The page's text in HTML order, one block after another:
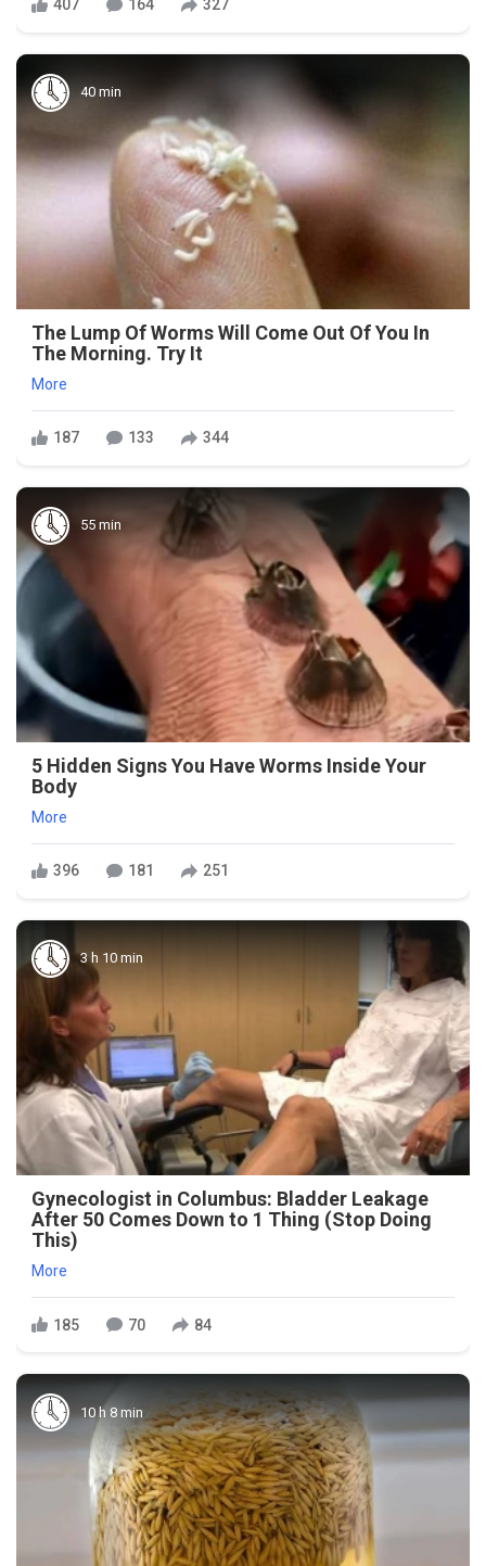
407 164 327
40 min
The Lump Of Worms Will Come Out Of You In
The Morning. Try It
More
187 133 344
55 min
5 Hidden Signs You Have Worms Inside Your
Body
More
396 181 251
3 h 10 min
Gynecologist in Columbus: Bladder Leakage
After 50 Comes Down to 1 Thing (Stop Doing
This)
More
185 70 84
10 h 8 min